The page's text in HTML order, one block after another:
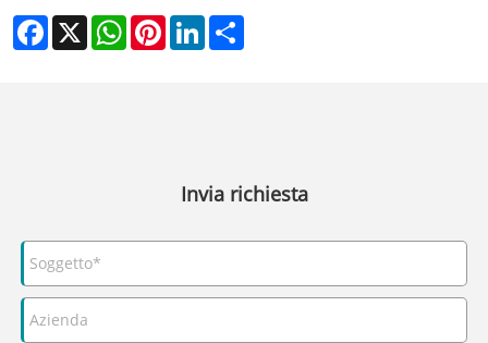
Facebook
X WhatsAppPinterestLinkedIn
Invia richiesta